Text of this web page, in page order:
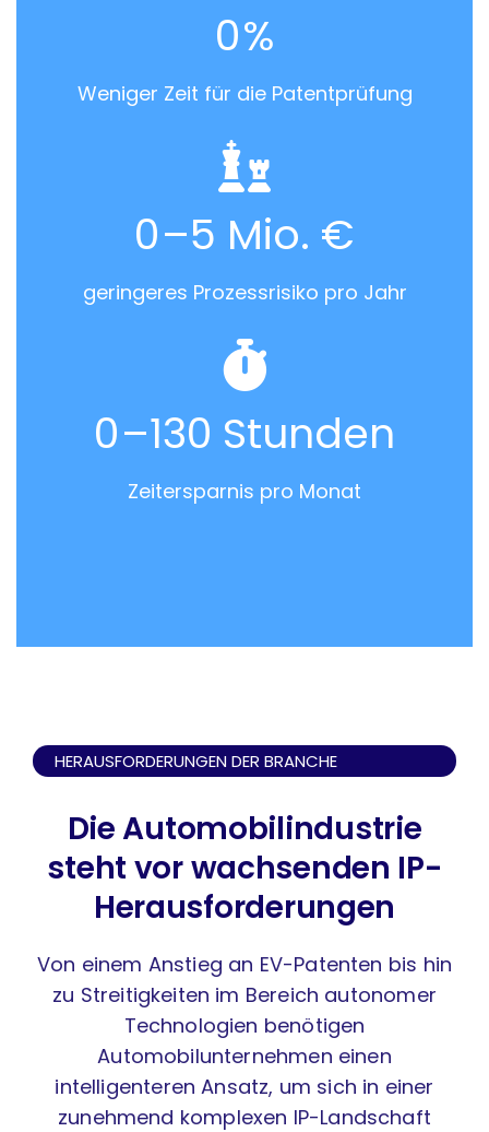
0%
Weniger Zeit für die Patentprüfung
0–5 Mio. €
geringeres Prozessrisiko pro Jahr
0–130 Stunden
Zeitersparnis pro Monat
HERAUSFORDERUNGEN DER BRANCHE
Die Automobilindustrie
steht vor wachsenden IP-
Herausforderungen
Von einem Anstieg an EV-Patenten bis hin
zu Streitigkeiten im Bereich autonomer
Technologien benötigen
Automobilunternehmen einen
intelligenteren Ansatz, um sich in einer
zunehmend komplexen IP-Landschaft